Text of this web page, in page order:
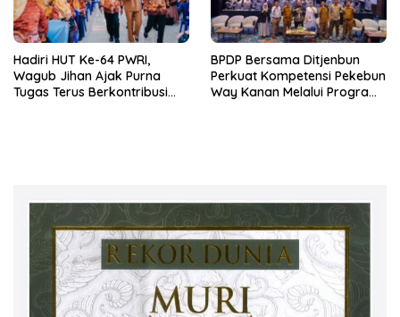
Hadiri HUT Ke-64 PWRI,
Wagub Jihan Ajak Purna
Tugas Terus Berkontribusi
BPDP Bersama Ditjenbun
Perkuat Kompetensi Pekebun
Way Kanan Melalui Program